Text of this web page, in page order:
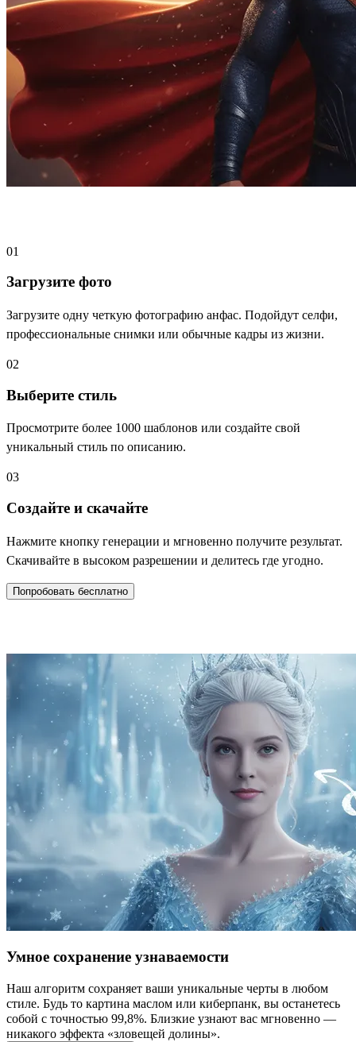
01
Загрузите фото
Загрузите одну четкую фотографию анфас. Подойдут селфи,
профессиональные снимки или обычные кадры из жизни.
02
Выберите стиль
Просмотрите более 1000 шаблонов или создайте свой
уникальный стиль по описанию.
03
Создайте и скачайте
Нажмите кнопку генерации и мгновенно получите результат.
Скачивайте в высоком разрешении и делитесь где угодно.
Попробовать бесплатно
Умное сохранение узнаваемости
Наш алгоритм сохраняет ваши уникальные черты в любом
стиле. Будь то картина маслом или киберпанк, вы останетесь
собой с точностью 99,8%. Близкие узнают вас мгновенно —
никакого эффекта «зловещей долины».